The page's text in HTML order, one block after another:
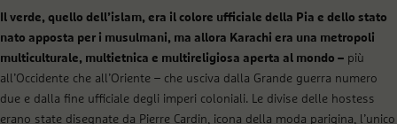
Il verde, quello dell’islam, era il colore ufficiale della Pia e dello stato
nato apposta per i musulmani, ma allora Karachi era una metropoli
multiculturale, multietnica e multireligiosa aperta al mondo – più
all’Occidente che all’Oriente – che usciva dalla Grande guerra numero
due e dalla fine ufficiale degli imperi coloniali. Le divise delle hostess
erano state disegnate da Pierre Cardin, icona della moda parigina, l’unico